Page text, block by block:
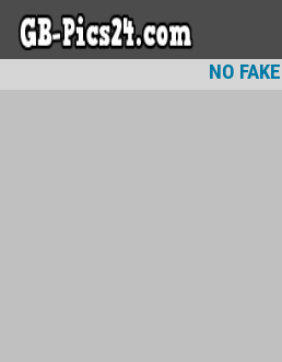
NO FAKE